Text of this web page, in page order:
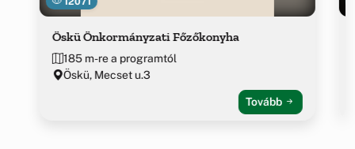
Öskü Önkormányzati Főzőkonyha
185 m-re a programtól
Öskü, Mecset u.3
Tovább